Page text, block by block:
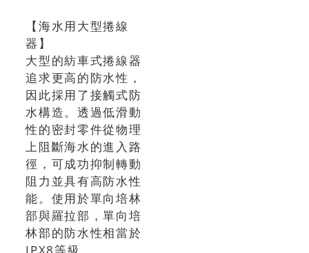
【海水用大型捲線
器】
大型的紡車式捲線器
追求更高的防水性，
因此採用了接觸式防
水構造。透過低滑動
性的密封零件從物理
上阻斷海水的進入路
徑，可成功抑制轉動
阻力並具有高防水性
能。使用於單向培林
部與羅拉部，單向培
林部的防水性相當於
IPX8等級。